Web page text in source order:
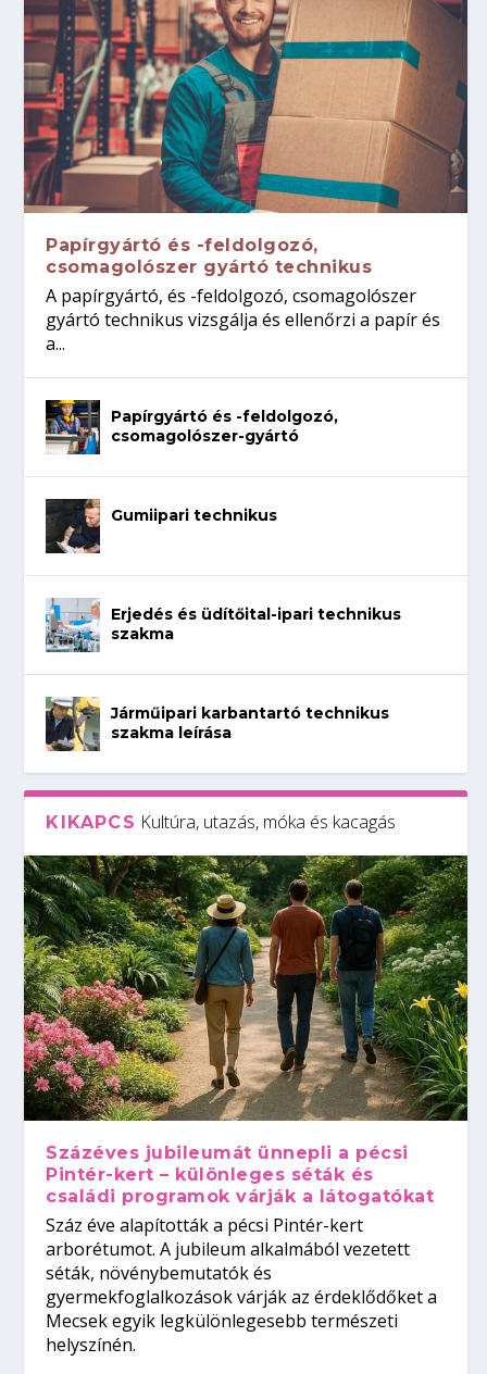
Papírgyártó és -feldolgozó,
csomagolószer gyártó technikus
A papírgyártó, és -feldolgozó, csomagolószer
gyártó technikus vizsgálja és ellenőrzi a papír és
a...
Papírgyártó és -feldolgozó,
csomagolószer-gyártó
Gumiipari technikus
Erjedés és üdítőital-ipari technikus
szakma
Járműipari karbantartó technikus
szakma leírása
KIKAPCS Kultúra, utazás, móka és kacagás
Százéves jubileumát ünnepli a pécsi
Pintér-kert – különleges séták és
családi programok várják a látogatókat
Száz éve alapították a pécsi Pintér-kert
arborétumot. A jubileum alkalmából vezetett
séták, növénybemutatók és
gyermekfoglalkozások várják az érdeklődőket a
Mecsek egyik legkülönlegesebb természeti
helyszínén.